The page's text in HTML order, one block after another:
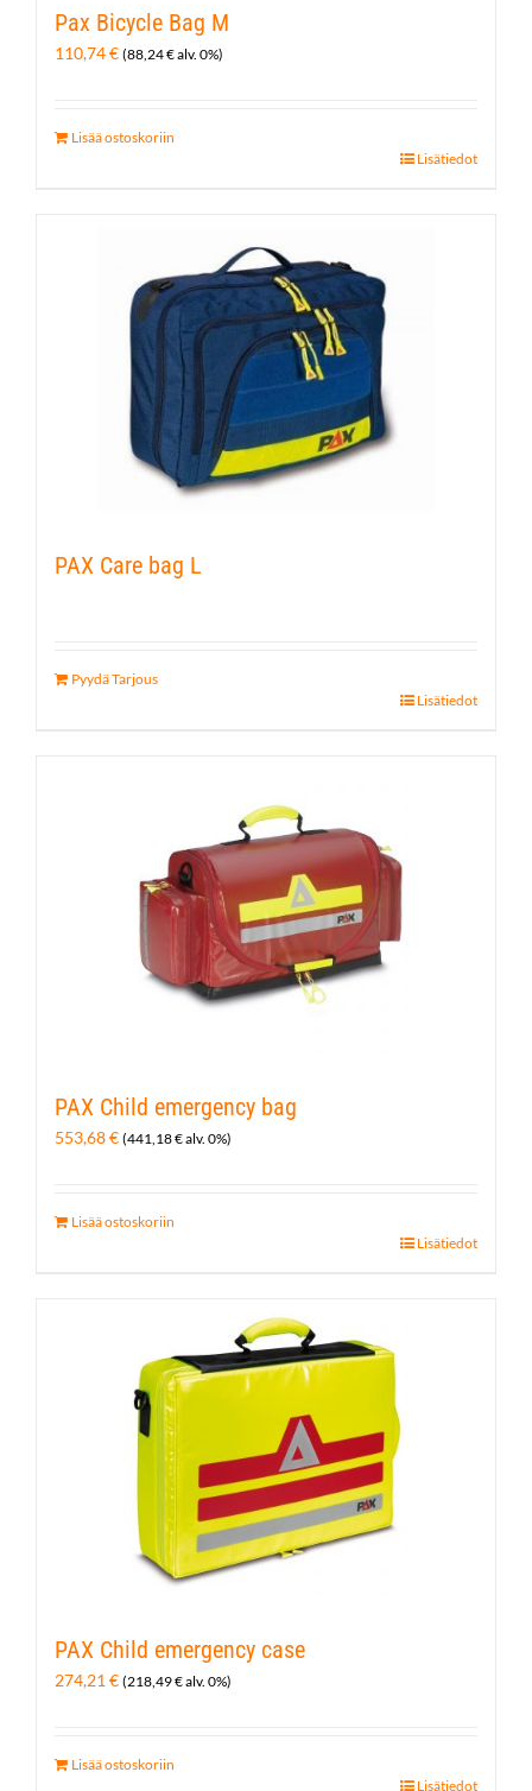
Pax Bicycle Bag M
110,74€ (88,24€alv. 0%)
Lisää ostoskoriin
Lisätiedot
PAX Care bag L
Pyydä Tarjous
Lisätiedot
PAX Child emergency bag
553,68€ (441,18€alv. 0%)
Lisää ostoskoriin
Lisätiedot
PAX Child emergency case
274,21 € (218,49€alv. 0%)
Lisää ostoskoriin
Lisätiedot